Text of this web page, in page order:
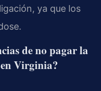
ya que los
de no pagar la
Virginia?